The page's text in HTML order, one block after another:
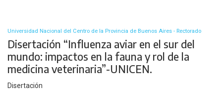
Universidad Nacional del Centro de la Provincia de Buenos Aires - Rectorado
Disertación “Influenza aviar en el sur del
mundo: impactos en la fauna y rol de la
medicina veterinaria”-UNICEN.
Disertación